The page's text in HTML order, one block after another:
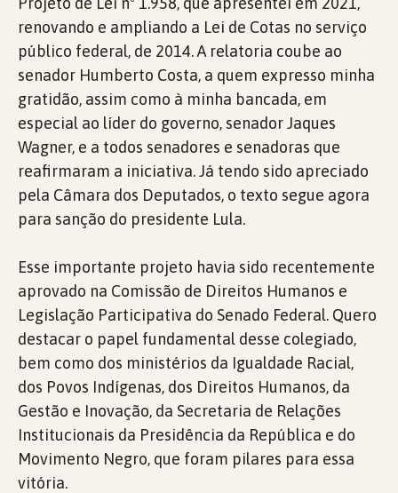
renovando e ampliando a Lei de Cotas no serviço
público federal, de 2014. A relatoria coube ao
senador Humberto Costa, a quem expresso minha
gratidão, assim como à minha bancada, em
especial ao líder do governo, senador Jaques
Wagner, e a todos senadores e senadoras que
reafirmaram a iniciativa. Já tendo sido apreciado
pela Câmara dos Deputados, o texto segue agora
para sanção do presidente Lula.
Esse importante projeto havia sido recentemente
aprovado na Comissão de Direitos Humanos e
Legislação Participativa do Senado Federal. Quero
destacar o papel fundamental desse colegiado,
bem como dos ministérios da Igualdade Racial,
dos Povos Indígenas, dos Direitos Humanos, da
Gestão e Inovação, da Secretaria de Relações
Institucionais da Presidência da República e do
Movimento Negro, que foram pilares para essa
vitória.